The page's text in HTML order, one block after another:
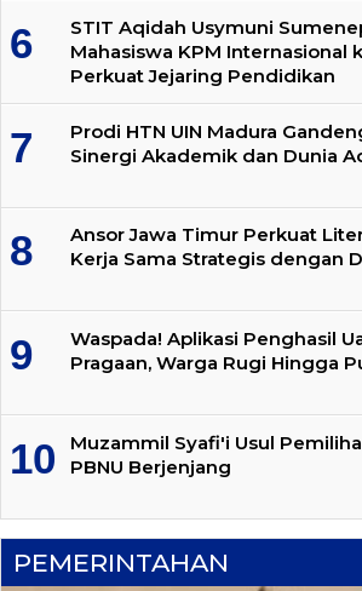
STIT Aqidah Usymuni
Mahasiswa KPM Internasional
Perkuat Jejaring Pendidikan
Prodi HTN UIN Madura
Sinergi Akademik dan Dunia
Ansor Jawa Timur Perkuat
Kerja Sama Strategis dengan
Waspada! Aplikasi Penghasil
Pragaan, Warga Rugi Hingga
Muzammil Syafi'i Usul
PBNU Berjenjang
PEMERINTAHAN